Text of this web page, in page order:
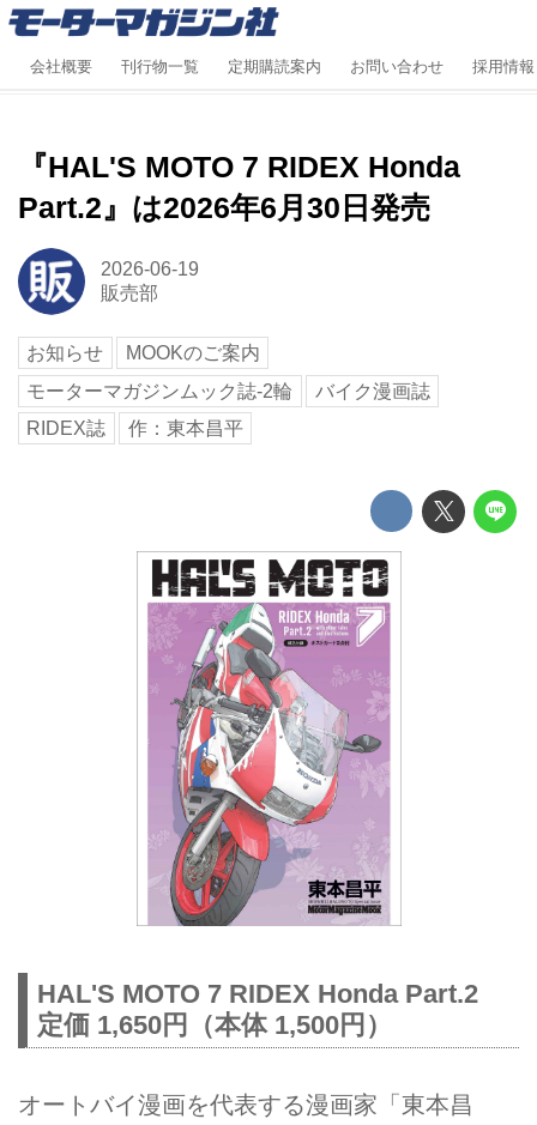
会社概要 刊行物一覧 定期購読案内 お問い合わせ 採用情報
『HAL'S MOTO 7 RIDEX Honda
Part.2』は2026年6月30日発売
2026-06-19
販売部
お知らせ
MOOKのご案内
モーターマガジンムック誌-2輪
バイク漫画誌
RIDEX誌
作：東本昌平
HAL'S MOTO 7 RIDEX Honda Part.2
定価 1,650円（本体 1,500円）
オートバイ漫画を代表する漫画家「東本昌